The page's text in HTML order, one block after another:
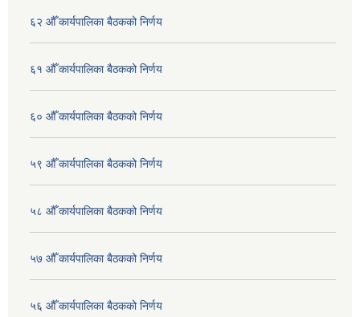
६२ औँ कार्यपालिका बैठकको निर्णय
६१ औँ कार्यपालिका बैठकको निर्णय
६० औँ कार्यपालिका बैठकको निर्णय
५९ औँ कार्यपालिका बैठकको निर्णय
५८ औँ कार्यपालिका बैठकको निर्णय
५७ औँ कार्यपालिका बैठकको निर्णय
५६ औँ कार्यपालिका बैठकको निर्णय